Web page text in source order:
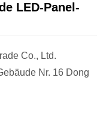
LED-Panel-
Co., Ltd.
Nr. 16 Dong